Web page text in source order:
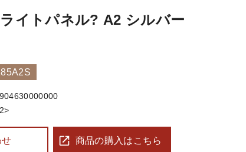
イトパネル? A2 シルバー
せ 商品の購入はこちら